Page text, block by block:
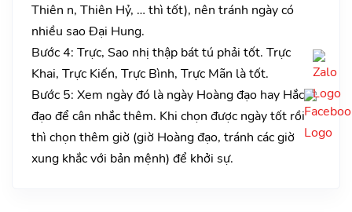
Thiên n, Thiên Hỷ, … thì tốt), nên tránh ngày có
nhiều sao Đại Hung.
Bước 4: Trực, Sao nhị thập bát tú phải tốt. Trực
Khai, Trực Kiến, Trực Bình, Trực Mãn là tốt.
Bước 5: Xem ngày đó là ngày Hoàng đạo hay Hắc
đạo để cân nhắc thêm. Khi chọn được ngày tốt rồi
thì chọn thêm giờ (giờ Hoàng đạo, tránh các giờ
xung khắc với bản mệnh) để khởi sự.